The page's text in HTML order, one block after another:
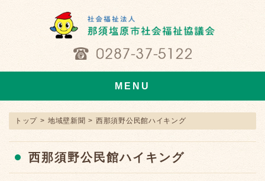
MENU
トップ > 地域壁新聞 > 西那須野公民館ハイキング
西那須野公民館ハイキング